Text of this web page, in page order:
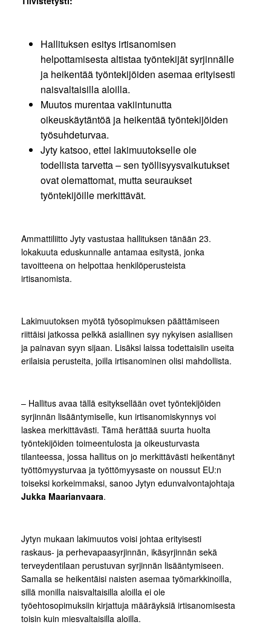
Hallituksen esitys irtisanomisen
helpottamisesta altistaa työntekijät syrjinnälle
ja heikentää työntekijöiden asemaa erityisesti
naisvaltaisilla aloilla.
Muutos murentaa vakiintunutta
oikeuskäytäntöä ja heikentää työntekijöiden
työsuhdeturvaa.
Jyty katsoo, ettei lakimuutokselle ole
todellista tarvetta – sen työllisyysvaikutukset
ovat olemattomat, mutta seuraukset
työntekijöille merkittävät.
Ammattiliitto Jyty vastustaa hallituksen tänään 23.
lokakuuta eduskunnalle antamaa esitystä, jonka
tavoitteena on helpottaa henkilöperusteista
irtisanomista.
Lakimuutoksen myötä työsopimuksen päättämiseen
riittäisi jatkossa pelkkä asiallinen syy nykyisen asiallisen
ja painavan syyn sijaan. Lisäksi laissa todettaisiin useita
erilaisia perusteita, joilla irtisanominen olisi mahdollista.
– Hallitus avaa tällä esityksellään ovet työntekijöiden
syrjinnän lisääntymiselle, kun irtisanomiskynnys voi
laskea merkittävästi. Tämä herättää suurta huolta
työntekijöiden toimeentulosta ja oikeusturvasta
tilanteessa, jossa hallitus on jo merkittävästi heikentänyt
työttömyysturvaa ja työttömyysaste on noussut EU:n
toiseksi korkeimmaksi, sanoo Jytyn edunvalvontajohtaja
Jukka Maarianvaara.
Jytyn mukaan lakimuutos voisi johtaa erityisesti
raskaus- ja perhevapaasyrjinnän, ikäsyrjinnän sekä
terveydentilaan perustuvan syrjinnän lisääntymiseen.
Samalla se heikentäisi naisten asemaa työmarkkinoilla,
sillä monilla naisvaltaisilla aloilla ei ole
työehtosopimuksiin kirjattuja määräyksiä irtisanomisesta
toisin kuin miesvaltaisilla aloilla.